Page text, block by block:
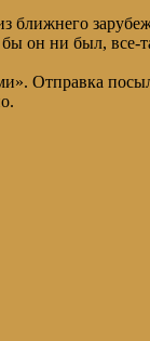
ближнего
он ни был, все-
Отправка